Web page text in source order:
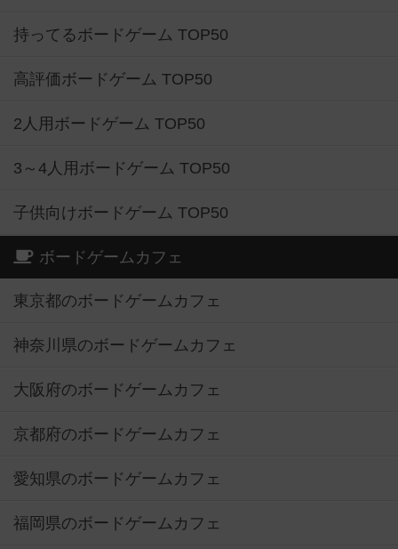
持ってるボードゲーム TOP50
高評価ボードゲーム TOP50
2人用ボードゲーム TOP50
3～4人用ボードゲーム TOP50
子供向けボードゲーム TOP50
ボードゲームカフェ
東京都のボードゲームカフェ
神奈川県のボードゲームカフェ
大阪府のボードゲームカフェ
京都府のボードゲームカフェ
愛知県のボードゲームカフェ
福岡県のボードゲームカフェ